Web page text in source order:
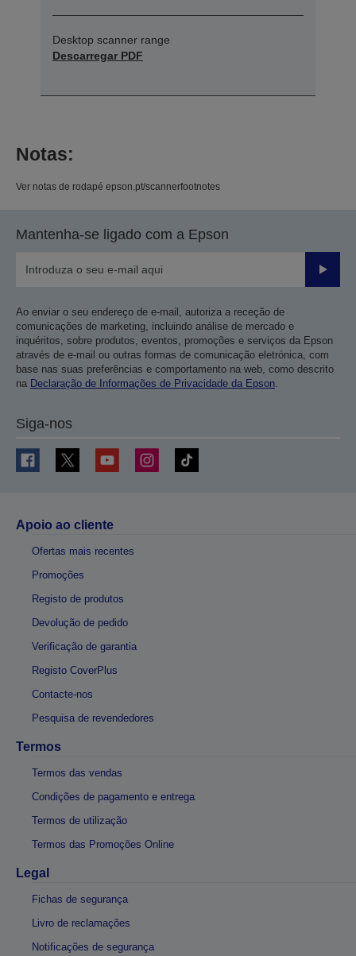
Desktop scanner range
Descarregar PDF
Notas:
Ver notas de rodapé epson.pt/scannerfootnotes
Mantenha-se ligado com a Epson
Enviar
Ao enviar o seu endereço de e-mail, autoriza a receção de
comunicações de marketing, incluindo análise de mercado e
inquéritos, sobre produtos, eventos, promoções e serviços da Epson
através de e-mail ou outras formas de comunicação eletrónica, com
base nas suas preferências e comportamento na web, como descrito
na Declaração de Informações de Privacidade da Epson
Siga-nos
Apoio ao cliente
Ofertas mais recentes
Promoções
Registo de produtos
Devolução de pedido
Verificação de garantia
Registo CoverPlus
Contacte-nos
Pesquisa de revendedores
Termos
Termos das vendas
Condições de pagamento e entrega
Termos de utilização
Termos das Promoções Online
Legal
Fichas de segurança
Livro de reclamações
Notificações de segurança